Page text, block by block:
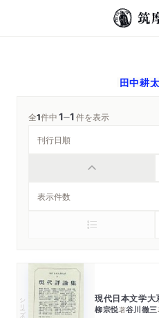
田中耕
全1件中1─1件を表示
シリーズ・全集 現代日本文学
柳宗悦著谷川徹三